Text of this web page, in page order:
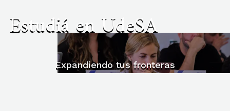
Estudiá en UdeSA
Expandiendo tus fronteras